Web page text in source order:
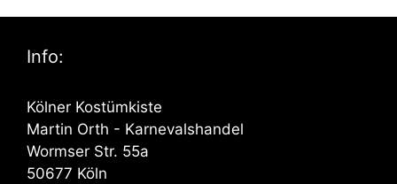
Info:
Kölner Kostümkiste
Martin Orth - Karnevalshandel
Wormser Str. 55a
50677 Köln